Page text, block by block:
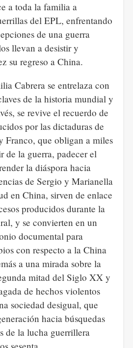
a toda la familia a
del EPL, enfrentando
de una guerra
llevan a desistir y
su regreso a China.
Cabrera se entrelaza con
de la historia mundial y
se revive el recuerdo de
por las dictaduras de
Franco, que obligan a miles
de la guerra, padecer el
la diáspora hacia
de Sergio y Marianella
en China, sirven de enlace
producidos durante la
y se convierten en un
documental para
con respecto a la China
a una mirada sobre la
mitad del Siglo XX y
de hechos violentos
sociedad desigual, que
hacia búsquedas
de la lucha guerrillera